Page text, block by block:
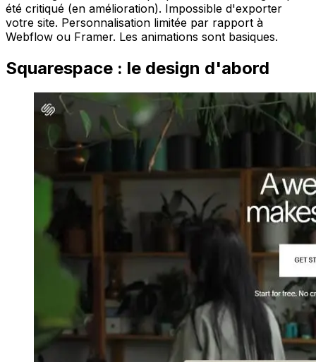
été critiqué (en amélioration). Impossible d'exporter
votre site. Personnalisation limitée par rapport à
Webflow ou Framer. Les animations sont basiques.
Squarespace : le design d'abord